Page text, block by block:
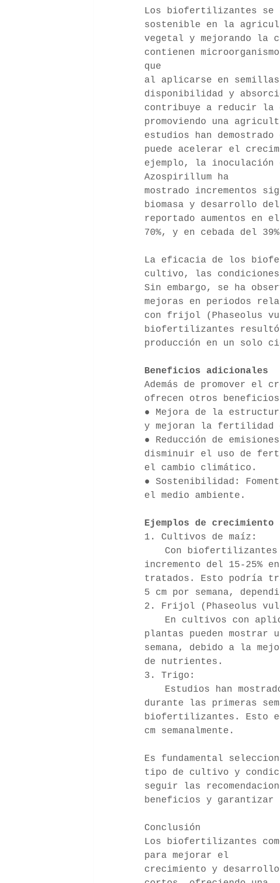
Los biofertilizantes se
sostenible en la
vegetal y mejorando la
contienen
que
al aplicarse en
disponibilidad y
contribuye a reducir la
promoviendo una
estudios han
puede acelerar el
ejemplo, la inoculación
Azospirillum ha
mostrado incrementos
biomasa y desarrollo
reportado aumentos en
70%, y en cebada del
La eficacia de los
cultivo, las
Sin embargo, se ha
mejoras en periodos
con frijol (Phaseolus
biofertilizantes resultó
producción en un solo
Beneficios adicionales
Además de promover
ofrecen otros
● Mejora de la
y mejoran la fertilidad
● Reducción de
disminuir el uso de
el cambio climático.
● Sostenibilidad:
el medio ambiente.
Ejemplos de crecimiento
1. Cultivos de maíz:
incremento del 15-25%
tratados. Esto podría
5 cm por semana,
2. Frijol (Phaseolus
plantas pueden mostrar
semana, debido a la
de nutrientes.
3. Trigo:
durante las primeras
biofertilizantes. Esto
cm semanalmente.
Es fundamental
tipo de cultivo y
seguir las
beneficios y garantizar
Conclusión
Los biofertilizantes
para mejorar el
crecimiento y